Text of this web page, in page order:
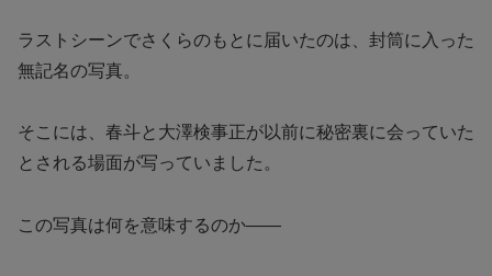
ラストシーンでさくらのもとに届いたのは、封筒に入った
無記名の写真。
そこには、春斗と大澤検事正が以前に秘密裏に会っていた
とされる場面が写っていました。
この写真は何を意味するのか――